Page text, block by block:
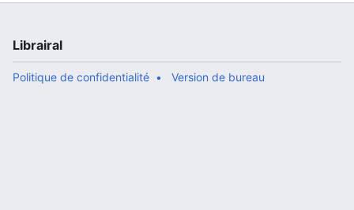
Librairal
Politique de confidentialité Version de bureau